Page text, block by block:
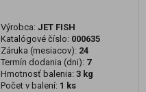
Výrobca: JET FISH
Katalógové číslo: 000635
Záruka (mesiacov): 24
Termín dodania (dni): 7
Hmotnosť balenia: 3 kg
Počet v balení: 1 ks